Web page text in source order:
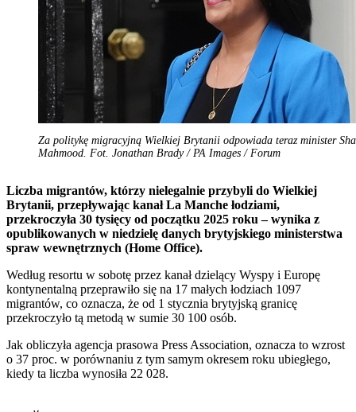
Za politykę migracyjną Wielkiej Brytanii odpowiada teraz minister
Mahmood. Fot. Jonathan Brady / PA Images / Forum
Liczba migrantów, którzy nielegalnie przybyli do Wielkiej
Brytanii, przepływając kanał La Manche łodziami,
przekroczyła 30 tysięcy od początku 2025 roku – wynika z
opublikowanych w niedzielę danych brytyjskiego ministerstwa
spraw wewnętrznych (Home Office).
Według resortu w sobotę przez kanał dzielący Wyspy i Europę
kontynentalną przeprawiło się na 17 małych łodziach 1097
migrantów, co oznacza, że od 1 stycznia brytyjską granicę
przekroczyło tą metodą w sumie 30 100 osób.
Jak obliczyła agencja prasowa Press Association, oznacza to wzrost
o 37 proc. w porównaniu z tym samym okresem roku ubiegłego,
kiedy ta liczba wynosiła 22 028.